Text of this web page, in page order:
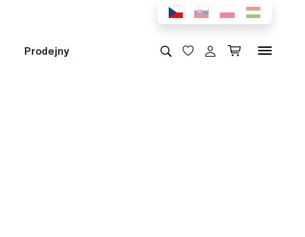
Prodejny